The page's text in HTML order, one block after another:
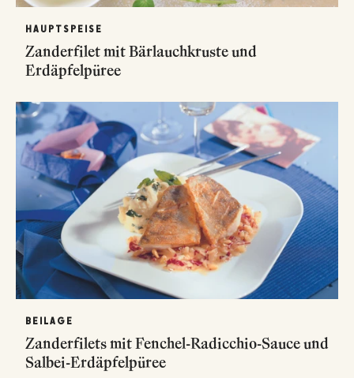
HAUPTSPEISE
Zanderfilet mit Bärlauchkruste und
Erdäpfelpüree
BEILAGE
Zanderfilets mit Fenchel-Radicchio-Sauce und
Salbei-Erdäpfelpüree